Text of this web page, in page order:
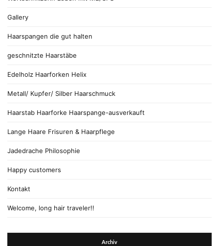
Gallery
Haarspangen die gut halten
geschnitzte Haarstäbe
Edelholz Haarforken Helix
Metall/ Kupfer/ Silber Haarschmuck
Haarstab Haarforke Haarspange-ausverkauft
Lange Haare Frisuren & Haarpflege
Jadedrache Philosophie
Happy customers
Kontakt
Welcome, long hair traveler!!
Archiv